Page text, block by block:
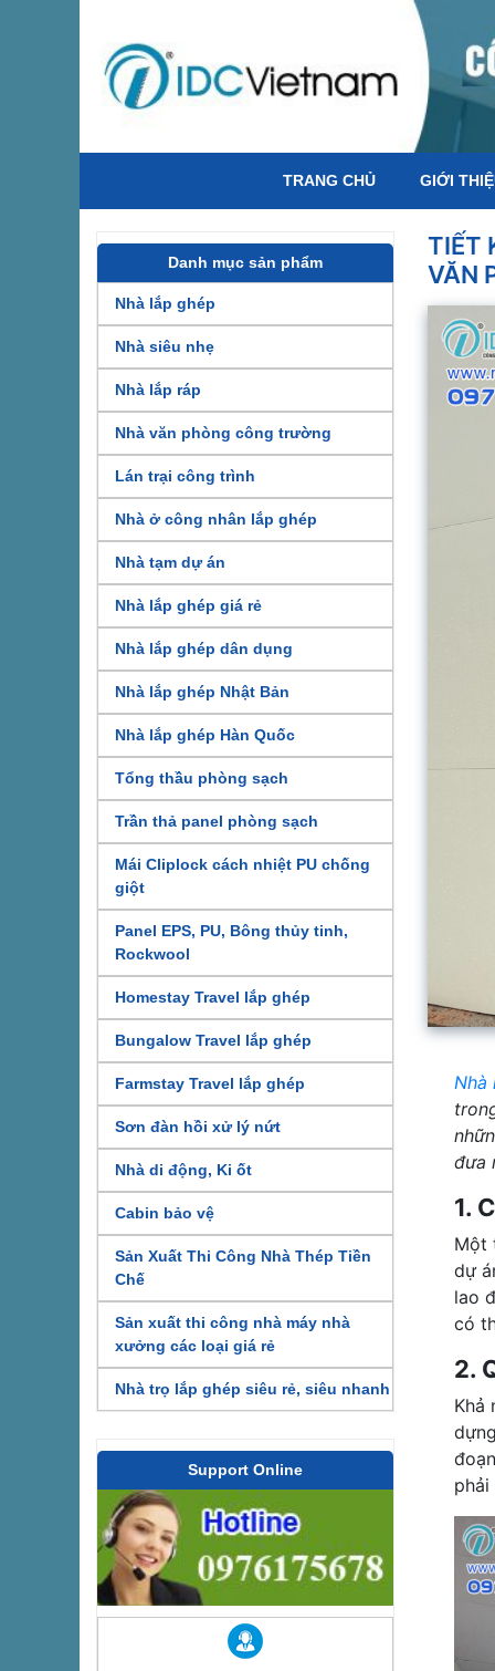
TRANG CHỦ GIỚI
Danh mục sản phẩm
Nhà lắp ghép
Nhà siêu nhẹ
Nhà lắp ráp
Nhà văn phòng công trường
Lán trại công trình
Nhà ở công nhân lắp ghép
Nhà tạm dự án
Nhà lắp ghép giá rẻ
Nhà lắp ghép dân dụng
Nhà lắp ghép Nhật Bản
Nhà lắp ghép Hàn Quốc
Tổng thầu phòng sạch
Trần thả panel phòng sạch
Mái Cliplock cách nhiệt PU chống
giột
Panel EPS, PU, Bông thủy tinh,
Rockwool
Homestay Travel lắp ghép
Bungalow Travel lắp ghép
Farmstay Travel lắp ghép
Sơn đàn hồi xử lý nứt
Nhà di động, Ki ốt
Cabin bảo vệ
Sản Xuất Thi Công Nhà Thép Tiền
Chế
Sản xuất thi công nhà máy nhà
xưởng các loại giá rẻ
Nhà trọ lắp ghép siêu rẻ, siêu nhanh
Support Online
TIẾT
VĂN
Nhà
đưa
1.
Một
dự
lao
có
2.
Khả
phải